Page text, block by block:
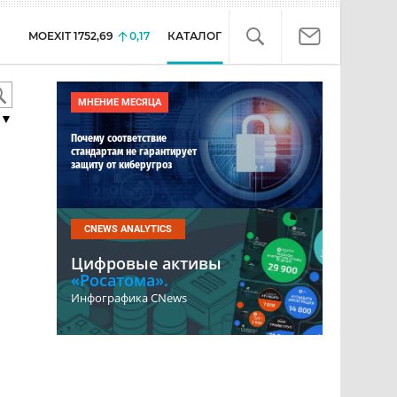
MOEXIT 1752,69 0,17 КАТАЛОГ
▼
МНЕНИЕ МЕСЯЦА
Почему соответствие
стандартам не гарантирует
защиту от киберугроз
CNEWS ANALYTICS
Цифровые активы
«Росатома».
Инфографика CNews